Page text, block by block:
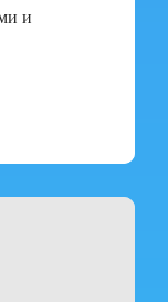
и